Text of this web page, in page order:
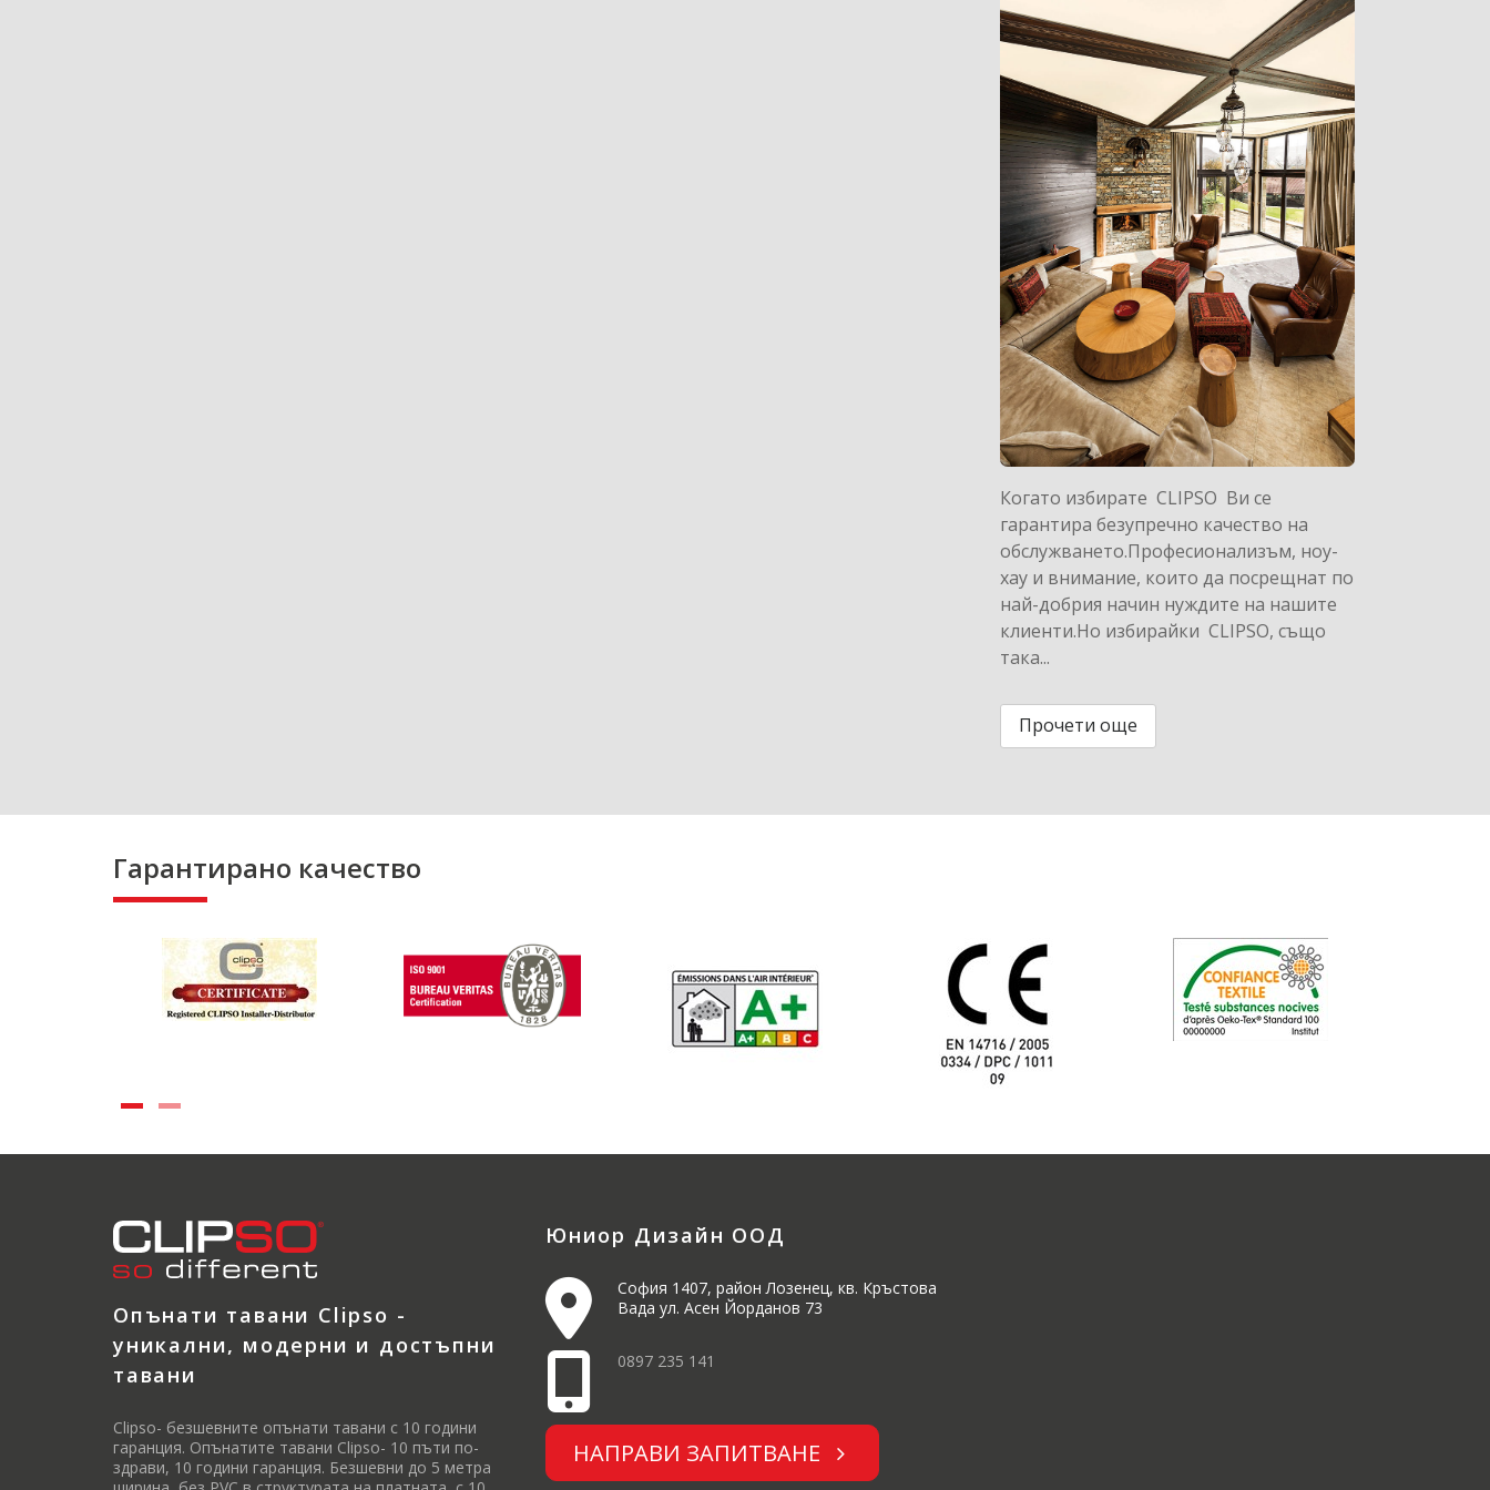
Когато избирате CLIPSO Ви се
гарантира безупречно качество на
обслужването.Професионализъм, ноу-
хау и внимание, които да посрещнат по
най-добрия начин нуждите на нашите
клиенти.Но избирайки CLIPSO, също
така...
Прочети още
Гарантирано качество
Опънати тавани Clipso -
уникални, модерни и достъпни
тавани
Clipso- безшевните опънати тавани с 10 години
гаранция. Опънатите тавани Clipso- 10 пъти по-
здрави, 10 години гаранция. Безшевни до 5 метра
Юниор Дизайн ООД
София 1407, район Лозенец, кв. Кръстова
Вада ул. Асен Йорданов 73
0897 235 141
НАПРАВИ ЗАПИТВАНЕ